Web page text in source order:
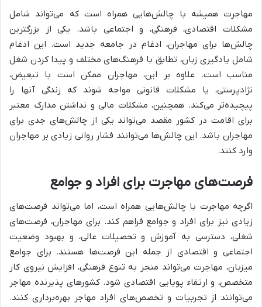
مهاجرت همیشه با چالش‌هایی همراه است که می‌تواند شامل
مشکلات اقتصادی، فرهنگی، و اجتماعی باشد. یکی از بزرگترین
چالش‌ها برای مهاجران، ادغام در جامعه جدید است. این ادغام
شامل یادگیری زبان، تطابق با فرهنگ‌های مختلف و پیدا کردن شغل
مناسب است. علاوه بر این، مهاجران ممکن است با تبعیض،
نژادپرستی، یا مشکلات قانونی مواجه شوند که زندگی آنها را
پیچیده‌تر می‌کند. همچنین، مشکلات مالی و نداشتن مدارک معتبر
برای اقامت در کشور مقصد می‌تواند یکی از چالش‌های جدی برای
مهاجران باشد. این چالش‌ها می‌توانند فشار روانی زیادی بر مهاجران
وارد کنند.
فرصت‌های مهاجرت برای افراد و جوامع
اگرچه مهاجرت با چالش‌هایی همراه است، اما می‌تواند فرصت‌های
زیادی نیز برای افراد و جوامع فراهم کند. برای مهاجران، فرصت‌های
شغلی، دسترسی به آموزش و تحصیلات عالی، و بهبود وضعیت
اجتماعی و اقتصادی از جمله این فرصت‌ها هستند. برای جوامع
میزبان، مهاجرت می‌تواند منجر به تنوع فرهنگی، افزایش نیروی کار
متخصص، و ارتقاء پویایی اقتصادی شود. کشورهای پذیرنده مهاجر
می‌توانند از تجربیات و تخصص‌های افراد مهاجر بهره‌برداری کنند.